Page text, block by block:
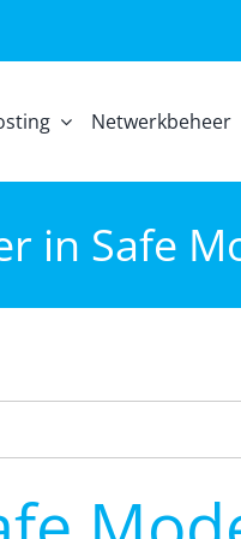
Netwerkbeheer
in Safe